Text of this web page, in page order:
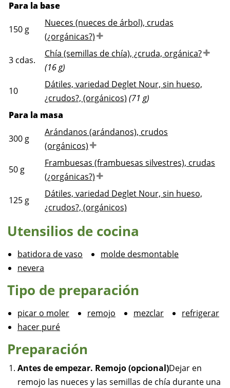
Para la base
150 g
Nueces (nueces de árbol), crudas
(¿orgánicas?)
3 cdas.
Chía (semillas de chía), ¿cruda, orgánica?
(16 g)
10
Dátiles, variedad Deglet Nour, sin hueso,
¿crudos?, (orgánicos) (71 g)
Para la masa
300 g
Arándanos (arándanos), crudos
(orgánicos)
50 g
Frambuesas (frambuesas silvestres), crudas
(¿orgánicas?)
125 g
Dátiles, variedad Deglet Nour, sin hueso,
¿crudos?, (orgánicos)
Utensilios de cocina
batidora de vaso
molde desmontable
nevera
Tipo de preparación
picar o moler remojo mezclar
refrigerar
hacer puré
Preparación
Antes de empezar. Remojo (opcional)Dejar en
remojo las nueces y las semillas de chía durante una